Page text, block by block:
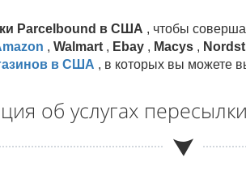
Parcelbound в США , чтобы
, Walmart, Ebay, Macys,
в США , в которых вы можете
об услугах